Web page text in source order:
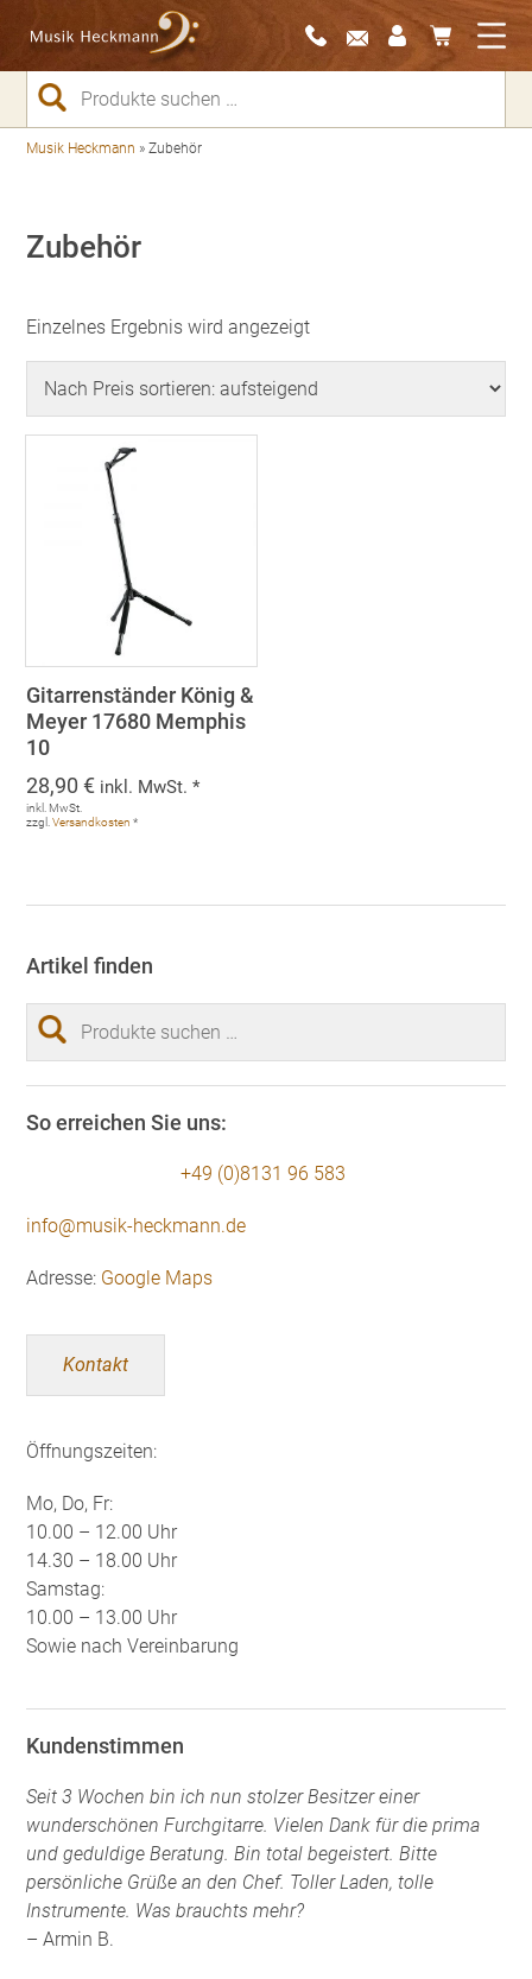
Suchen
nach:
Musik Heckmann »Zubehör
Zubehör
Einzelnes Ergebnis wird angezeigt
Gitarrenständer König &
Meyer 17680 Memphis
10
28,90€ inkl. MwSt. *
inkl. MwSt.
zzgl.Versandkosten *
Artikel finden
Suchen
nach:
So erreichen Sie uns:
+49 (0)8131 96 583
info@musik-heckmann.de
Adresse: Google Maps
Kontakt
Öffnungszeiten:
Mo, Do, Fr:
10.00 – 12.00 Uhr
14.30 – 18.00 Uhr
Samstag:
10.00 – 13.00 Uhr
Sowie nach Vereinbarung
Kundenstimmen
Seit 3 Wochen bin ich nun stolzer Besitzer einer
wunderschönen Furchgitarre. Vielen Dank für die prima
und geduldige Beratung. Bin total begeistert. Bitte
persönliche Grüße an den Chef. Toller Laden, tolle
Instrumente. Was brauchts mehr?
– Armin B.